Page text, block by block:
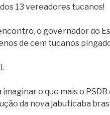
13 vereadores tucanos!
o governador do
de cem tucanos
imaginar o que mais o
da nova jabuticaba